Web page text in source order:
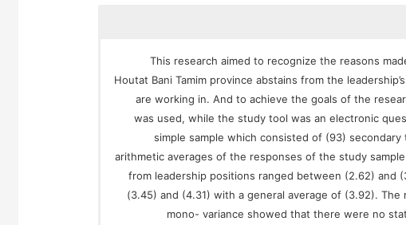
This research aimed to recognize the reasons
Houtat Bani Tamim province abstains from the
are working in. And to achieve the goals of the
was used, while the study tool was an electronic
simple sample which consisted of (93)
arithmetic averages of the responses of the study
from leadership positions ranged between (2.62) and
(3.45) and (4.31) with a general average of (3.92).
mono- variance showed that there were no